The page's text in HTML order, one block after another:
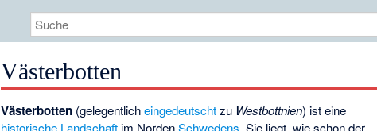
Västerbotten
Västerbotten (gelegentlicheingedeutschtzu Westbottnien) ist eine